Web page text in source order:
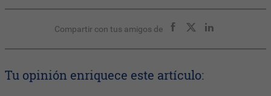
Compartir con tus amigos de
Tu opinión enriquece este artículo: